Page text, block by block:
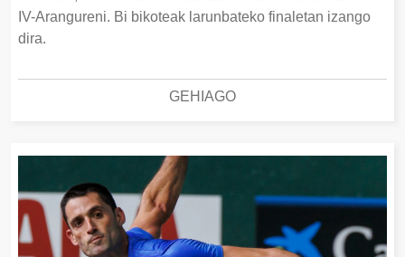
IV-Arangureni. Bi bikoteak larunbateko finaletan izango
dira.
GEHIAGO